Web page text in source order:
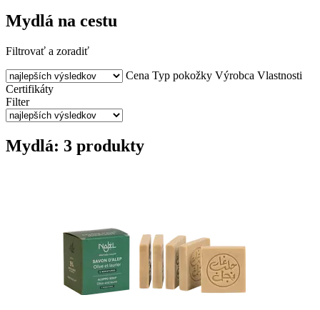
Mydlá na cestu
Filtrovať a zoradiť
Cena Typ pokožky Výrobca Vlastnosti
Certifikáty
Filter
Mydlá: 3 produkty